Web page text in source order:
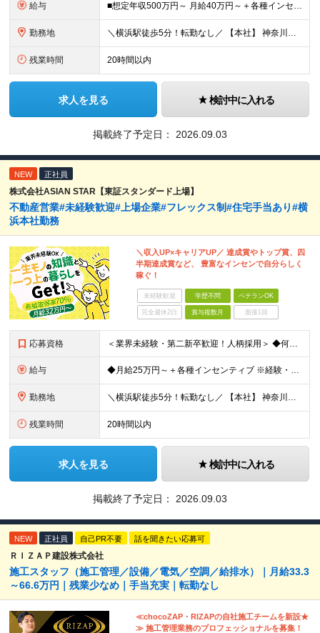
給与 ■想定年収500万円～ 月給40万円～＋各種インセンティブ＋資格手当 ※経験・スキルを考慮の上、当社規定により優遇致します ※試用期間3ヶ月あり。(給与・待遇・雇用形態に差異はありません) ※管理
勤務地 ＼横浜駅徒歩5分！転勤なし／ 【本社】 神奈川県横浜市西区高島2-6-32 横浜東口ウィスポートビル8F ※(変更の範囲)上記を除く当社関連勤務地
残業時間 20時間以内
求人を見る 検討中に入れる
掲載終了予定日： 2026.09.03
NEW 正社員
株式会社ASIAN STAR【東証スタンダード上場】
不動産営業#未経験歓迎#上場企業#フレックス制#住宅手当あり#横
浜本社勤務
＼収入UP×キャリアUP／ 達成賞やトップ賞、四
半期達成賞など、 豊富なインセンで自分らしく
稼ぐ！
未経験歓迎 学歴不問 ベテランOK
完全週休2日 賞与複数月 面接1回
応募資格 ＜業界未経験・第二新卒歓迎！人柄採用＞ ◆何らかの営業経験をお持ちの方 ◆学歴不問 ◆普通運転免許(AT限定可) ＼こんな方を求めています／ ・目標を意識して行動することができる人 ・指示待ちではな
給与 ◆月給25万円～＋各種インセンティブ ※経験・スキルを考慮の上、当社規定により優遇致します ※試用期間3ヶ月あり。(給与・待遇・雇用形態に差異はありません) ※残業代全額支給
勤務地 ＼横浜駅徒歩5分！転勤なし／ 【本社】 神奈川県横浜市西区高島2-6-32 横浜東口ウィスポートビル8F ※(変更の範囲)上記を除く当社関連勤務地
残業時間 20時間以内
求人を見る 検討中に入れる
掲載終了予定日： 2026.09.03
NEW 正社員 自己PR不要 話を聞きたい応募可
ＲＩＺＡＰ建設株式会社
施工スタッフ（施工管理／設備／電気／空調／給排水）｜月給33.3
～66.6万円｜残業少なめ｜手当充実｜転勤なし
≪chocoZAP・RIZAPの自社施工チームを新設★
≫ 施工管理業務のプロフェッショナルを募集！